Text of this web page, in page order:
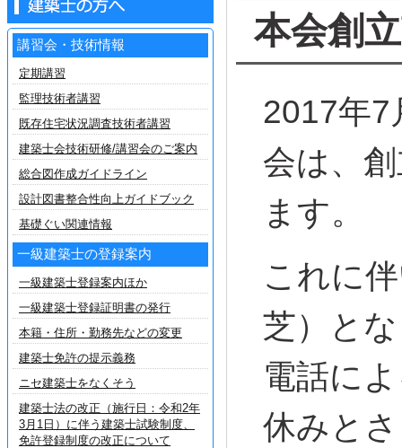
本会創
2017年7
会は、
ます。
これに
芝）と
電話に
休みと
講習会・技術情報
定期講習
監理技術者講習
既存住宅状況調査技術者講習
建築士会技術研修/講習会のご案内
総合図作成ガイドライン
設計図書整合性向上ガイドブック
基礎ぐい関連情報
一級建築士の登録案内
一級建築士登録案内ほか
一級建築士登録証明書の発行
本籍・住所・勤務先などの変更
建築士免許の提示義務
ニセ建築士をなくそう
建築士法の改正（施行日：令和2年
3月1日）に伴う建築士試験制度、
免許登録制度の改正について